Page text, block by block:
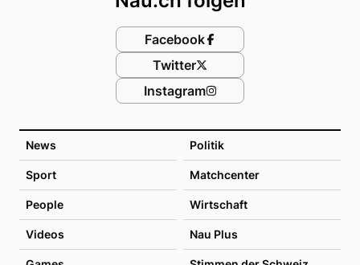
News Politik
Sport Matchcenter
People Wirtschaft
Videos Nau Plus
Facebook
Twitter
Instagram